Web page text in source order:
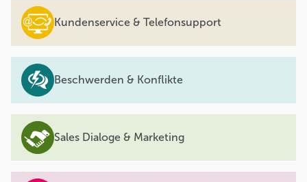
Kundenservice & Telefonsupport
Beschwerden & Konflikte
Sales Dialoge & Marketing